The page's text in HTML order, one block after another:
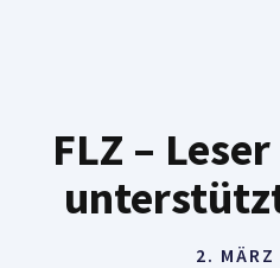
FLZ –
2.